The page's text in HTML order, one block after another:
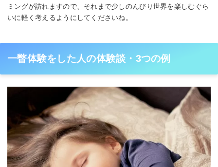
ミングが訪れますので、それまで少しのんびり世界を楽しむぐら
いに軽く考えるようにしてくださいね。
一瞥体験をした人の体験談・3つの例